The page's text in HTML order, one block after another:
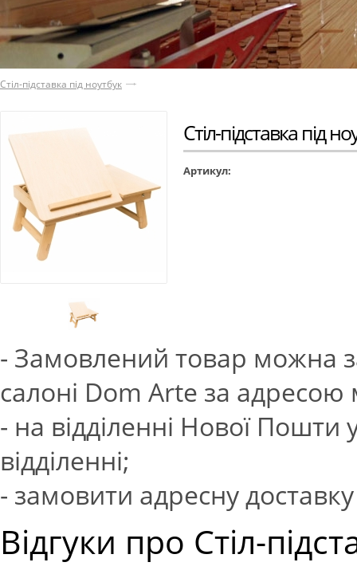
Стіл-підставка під ноутбук
Стіл-підставка під
Артикул:
- Замовлений товар можна
салоні Dom Arte за адресою
- на відділенні Нової Пошти
відділенні;
- замовити адресну
Відгуки про Стіл-